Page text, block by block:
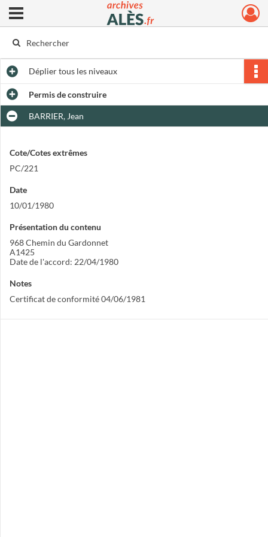
Archives municipales d'Alès
Ouvrir le menu déroulant
Dépliertous les niveaux
Permis de construire
BARRIER, Jean
Cote/Cotes extrêmes
PC/221
Date
10/01/1980
Présentation du contenu
968 Chemin du Gardonnet
A1425
Date de l'accord: 22/04/1980
Notes
Certificat de conformité 04/06/1981